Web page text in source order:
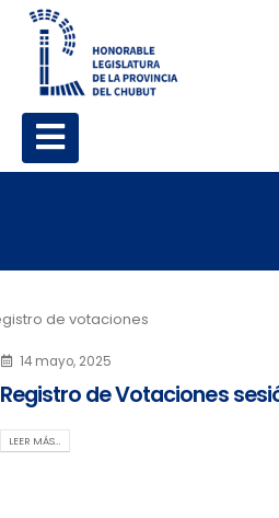
de votaciones
14 mayo, 2025
Registro de Votaciones
LEER MÁS…